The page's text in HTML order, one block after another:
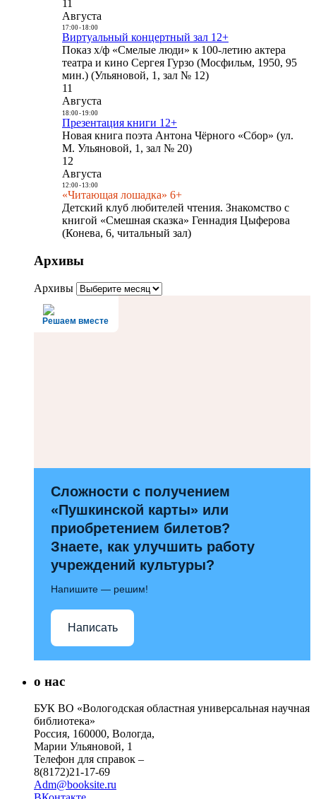
11
Августа
17:00- 18:00
Виртуальный концертный зал 12+
Показ х/ф «Смелые люди» к 100-летию актера
театра и кино Сергея Гурзо (Мосфильм, 1950, 95
мин.) (Ульяновой, 1, зал № 12)
11
Августа
18:00- 19:00
Презентация книги 12+
Новая книга поэта Антона Чёрного «Сбор» (ул.
М. Ульяновой, 1, зал № 20)
12
Августа
12:00- 13:00
«Читающая лошадка» 6+
Детский клуб любителей чтения. Знакомство с
книгой «Смешная сказка» Геннадия Цыферова
(Конева, 6, читальный зал)
Архивы
Архивы
Решаем вместе
Сложности с получением
«Пушкинской карты» или
приобретением билетов?
Знаете, как улучшить работу
учреждений культуры?
Напишите — решим!
Написать
о нас
БУК ВО «Вологодская областная универсальная научная
библиотека»
Россия, 160000, Вологда,
Марии Ульяновой, 1
Телефон для справок –
8(8172)21-17-69
Adm@booksite.ru